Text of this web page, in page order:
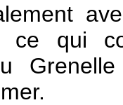
ce qui